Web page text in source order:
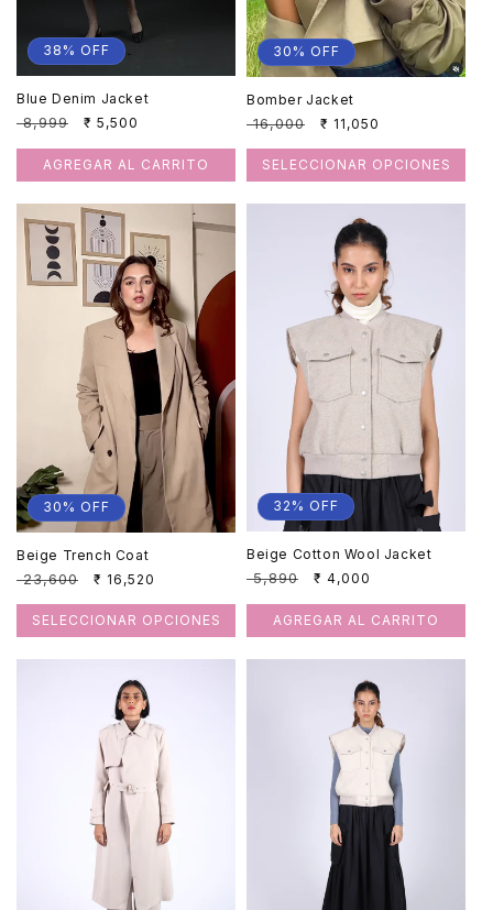
38% OFF
Blue Denim Jacket
Precio
₹ 8,999
Precio
oferta
₹ 5,500
AGREGAR AL CARRITO
30% OFF
Bomber Jacket
Precio
₹ 16,000
Precio
oferta
₹ 11,050
SELECCIONAR OPCIONES
30% OFF
Beige Trench Coat
Precio
₹ 23,600
Precio
oferta
₹ 16,520
SELECCIONAR OPCIONES
32% OFF
Beige Cotton Wool Jacket
Precio
₹ 5,890
Precio
oferta
₹ 4,000
AGREGAR AL CARRITO